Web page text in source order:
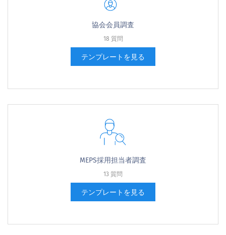
協会会員調査
18 質問
テンプレートを見る
MEPS採用担当者調査
13 質問
テンプレートを見る